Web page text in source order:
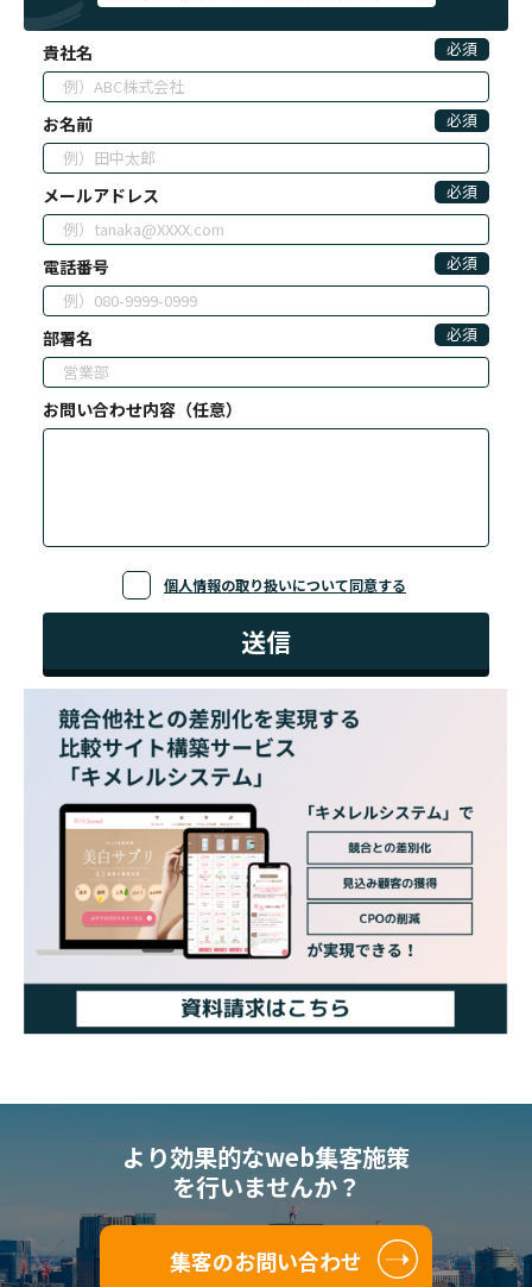
貴社名 必須
お名前 必須
メールアドレス 必須
電話番号 必須
部署名 必須
お問い合わせ内容（任意）
個人情報の取り扱いについて同意する
より効果的なweb集客施策
を行いませんか？
集客のお問い合わせ